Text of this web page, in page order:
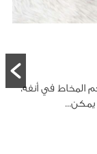
المخاط في أنفه،
يمكن...